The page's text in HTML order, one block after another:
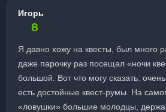
Игорь
8
Я давно хожу на квесты, был много
даже парочку раз посещал «ночи
большой. Вот что могу сказать:
есть достойные квест-румы. На
«ловушки» большие молодцы,